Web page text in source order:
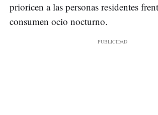
prioricen a las personas residentes
consumen ocio nocturno.